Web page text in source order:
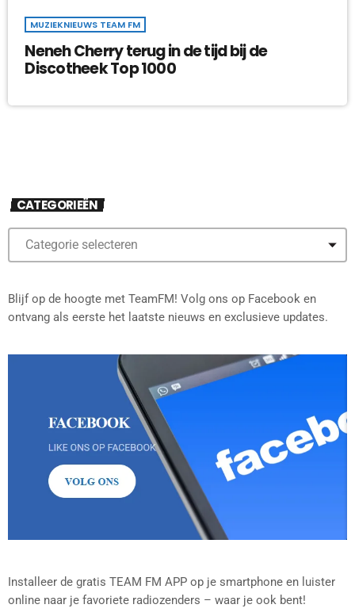
MUZIEKNIEUWS TEAM FM
Neneh Cherry terug in de tijd bij de
Discotheek Top 1000
CATEGORIEËN
Blijf op de hoogte met TeamFM! Volg ons op Facebook en
ontvang als eerste het laatste nieuws en exclusieve updates.
Installeer de gratis TEAM FM APP op je smartphone en luister
online naar je favoriete radiozenders – waar je ook bent!